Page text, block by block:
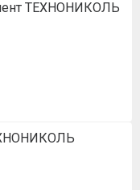
ТЕХНОНИКОЛЬ